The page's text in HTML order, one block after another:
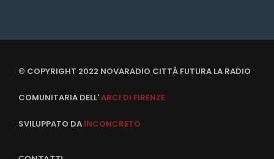
© COPYRIGHT 2022 NOVARADIO CITTÀ FUTURA LA RADIO
COMUNITARIA DELL'ARCI DI FIRENZE
SVILUPPATO DA INCONCRETO